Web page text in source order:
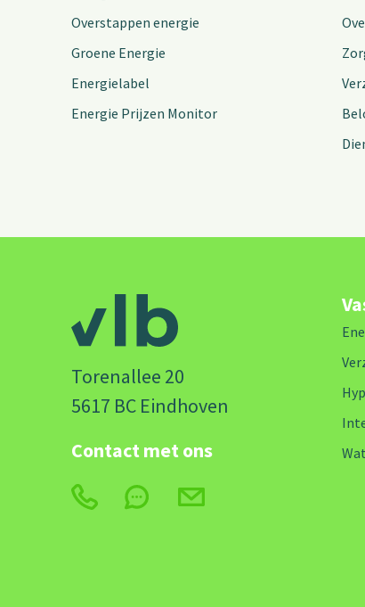
Overstappen energie
Groene Energie
Energielabel
Energie Prijzen Monitor
Torenallee 20
5617 BC Eindhoven
Contact met ons